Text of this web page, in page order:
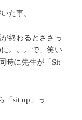
た事。
終わるとささっ
。。。で、笑い
時に先生が「Sit
「sit up 」っ